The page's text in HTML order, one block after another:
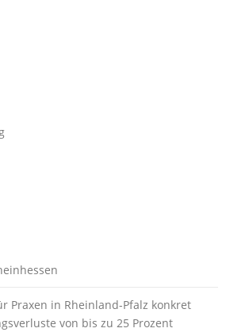
Praxen in Rheinland-Pfalz konkret
von bis zu 25 Prozent